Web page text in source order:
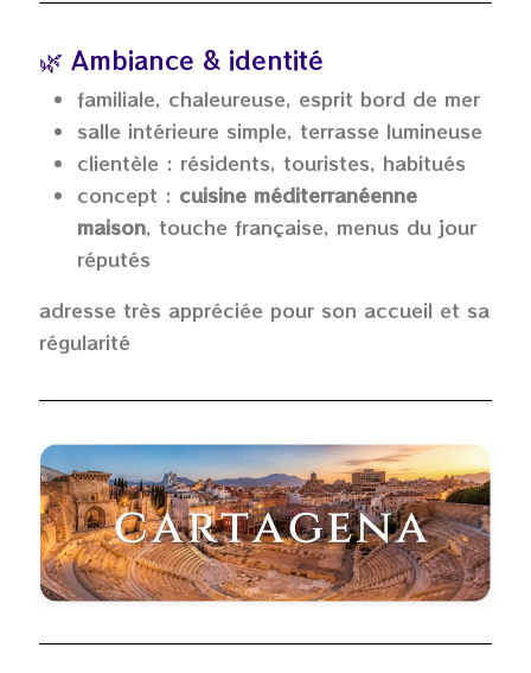
🌿 Ambiance & identité
familiale, chaleureuse, esprit bord de mer
salle intérieure simple, terrasse lumineuse
clientèle : résidents, touristes, habitués
concept : cuisine méditerranéenne
maison, touche française, menus du jour
réputés
adresse très appréciée pour son accueil et sa
régularité